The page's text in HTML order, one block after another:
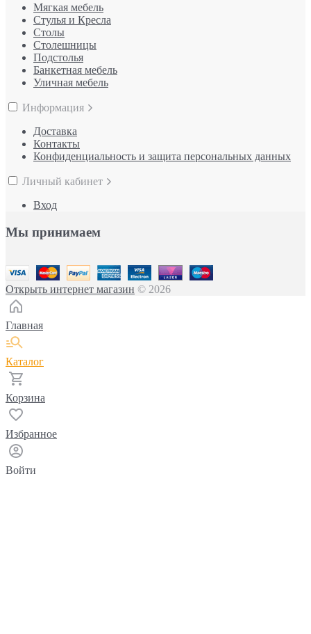
Мягкая мебель
Стулья и Кресла
Столы
Столешницы
Подстолья
Банкетная мебель
Уличная мебель
Информация
Доставка
Контакты
Конфиденциальность и защита персональных данных
Личный кабинет
Вход
Мы принимаем
Открыть интернет магазин © 2026
Главная
Каталог
Корзина
Избранное
Войти